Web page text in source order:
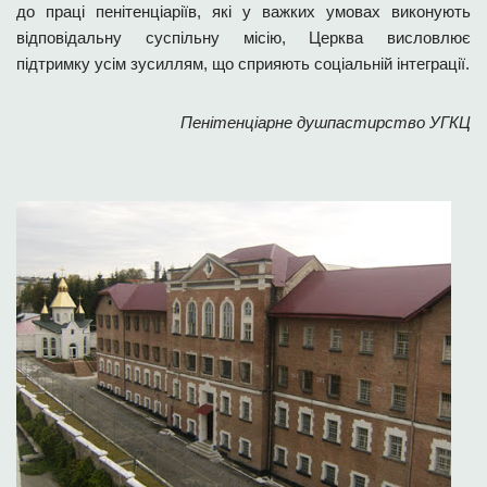
до праці пенітенціаріїв, які у важких умовах виконують
відповідальну суспільну місію, Церква висловлює
підтримку усім зусиллям, що сприяють соціальній інтеграції.
Пенітенціарне душпастирство УГКЦ